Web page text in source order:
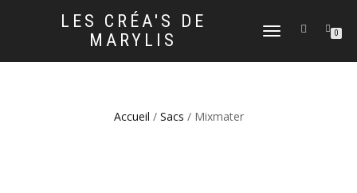
LES CRÉA'S DE
MARYLIS
DÉPLIER
NAVIGATION
0
Accueil / Sacs / Mixmater